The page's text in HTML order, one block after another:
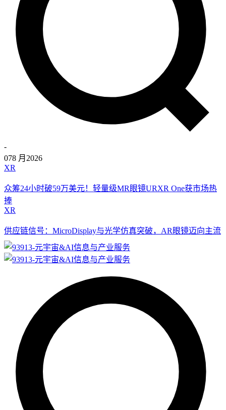
-
078 月 2026
XR
众筹24小时破59万美元！轻量级MR眼镜URXR One获市场热
捧
XR
供应链信号：MicroDisplay与光学仿真突破，AR眼镜迈向主流